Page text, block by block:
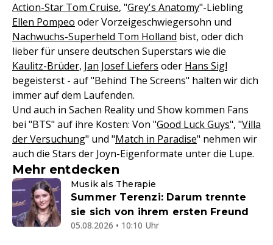
Action-Star Tom Cruise, "Grey's Anatomy"-Liebling
Ellen Pompeo oder Vorzeigeschwiegersohn und
Nachwuchs-Superheld Tom Holland bist, oder dich
lieber für unsere deutschen Superstars wie die
Kaulitz-Brüder, Jan Josef Liefers oder Hans Sigl
begeisterst - auf "Behind The Screens" halten wir dich
immer auf dem Laufenden.
Und auch in Sachen Reality und Show kommen Fans
bei "BTS" auf ihre Kosten: Von "Good Luck Guys", "Villa
der Versuchung" und "Match in Paradise" nehmen wir
auch die Stars der Joyn-Eigenformate unter die Lupe.
Mehr entdecken
Musik als Therapie
Summer Terenzi: Darum trennte
sie sich von ihrem ersten Freund
05.08.2026 • 10:10 Uhr